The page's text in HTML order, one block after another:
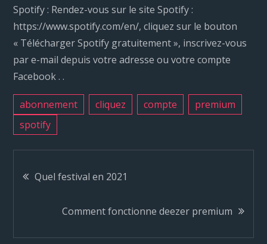
Spotify : Rendez-vous sur le site Spotify :
https://www.spotify.com/en/, cliquez sur le bouton
« Télécharger Spotify gratuitement », inscrivez-vous
par e-mail depuis votre adresse ou votre compte
Facebook . .
abonnement cliquez compte
premium
spotify
NQuel festival en 2021
Comment fonctionne deezer premium